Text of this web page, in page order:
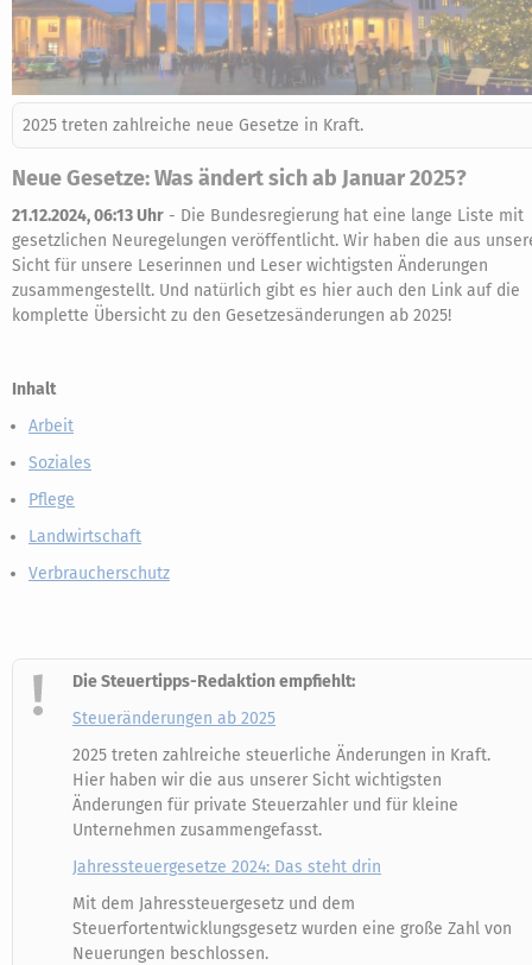
2025 treten zahlreiche neue Gesetze in Kraft.
Neue Gesetze: Was ändert sich ab Januar 2025?
21.12.2024, 06:13 Uhr - Die Bundesregierung hat eine lange Liste mit
gesetzlichen Neuregelungen veröffentlicht. Wir haben die aus
Sicht für unsere Leserinnen und Leser wichtigsten Änderungen
zusammengestellt. Und natürlich gibt es hier auch den Link auf die
komplette Übersicht zu den Gesetzesänderungen ab 2025!
Inhalt
Arbeit
Soziales
Pflege
Landwirtschaft
Verbraucherschutz
Die Steuertipps-Redaktion empfiehlt:
Steueränderungen ab 2025
2025 treten zahlreiche steuerliche Änderungen in Kraft.
Hier haben wir die aus unserer Sicht wichtigsten
Änderungen für private Steuerzahler und für kleine
Unternehmen zusammengefasst.
Jahressteuergesetze 2024: Das steht drin
Mit dem Jahressteuergesetz und dem
Steuerfortentwicklungsgesetz wurden eine große Zahl von
Neuerungen beschlossen.